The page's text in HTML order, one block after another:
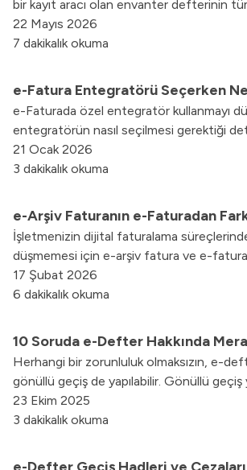
bir kayıt aracı olan envanter defterinin
kimler tarafından tutulması gerektiğini ve
yeni e-envanter dönüşüm sürecini bu
22 Mayıs 2026
7 dakikalık okuma
e-Fatura Entegratörü Seçerken
Edilmelidir?
e-Faturada özel entegratör kullanmayı
entegratörün nasıl seçilmesi gerektiği
yazımızda açıkladık.
21 Ocak 2026
3 dakikalık okuma
e-Arşiv Faturanın e-Faturadan
İşletmenizin dijital faturalama
düşmemesi için e-arşiv fatura ve e-fatura
operasyonel ve hukuki tüm farkları bu
keşfedebilirsiniz.
17 Şubat 2026
6 dakikalık okuma
10 Soruda e-Defter Hakkında
Herhangi bir zorunluluk olmaksızın, e-
gönüllü geçiş de yapılabilir. Gönüllü
şahıs firmaları, mali mühür veya e-
sonra özel entegratör firma ile anlaşma
23 Ekim 2025
3 dakikalık okuma